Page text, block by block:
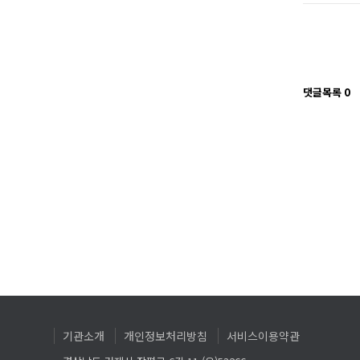
댓글목록 0
기관소개 개인정보처리방침 서비스이용약관